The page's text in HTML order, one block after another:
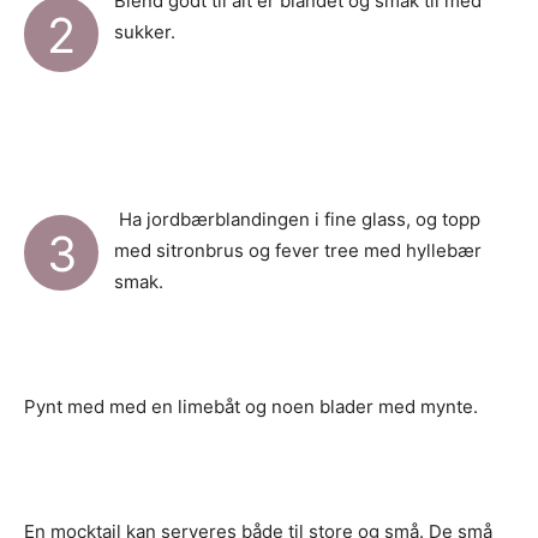
2
sukker.
3
Ha jordbærblandingen i fine glass, og topp
med sitronbrus og fever tree med hyllebær
smak.
Pynt med med en limebåt og noen blader med mynte.
En mocktail kan serveres både til store og små. De små